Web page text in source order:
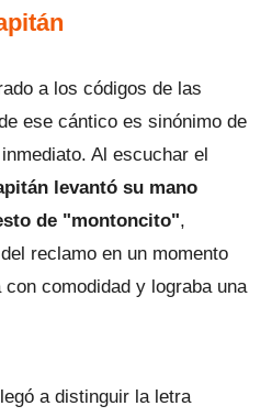
a los códigos de las
ese cántico es sinónimo de
Al escuchar el
levantó su mano
de "montoncito",
reclamo en un momento
comodidad y lograba una
a distinguir la letra